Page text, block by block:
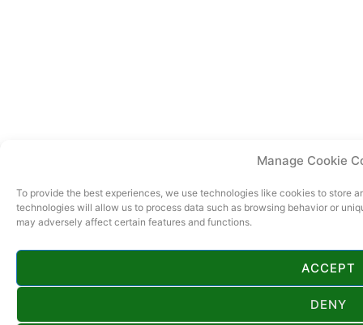
Manage Cookie
To provide the best experiences, we use technologies like cookies to store
technologies will allow us to process data such as browsing behavior or
may adversely affect certain features and functions.
ACCEPT
DENY